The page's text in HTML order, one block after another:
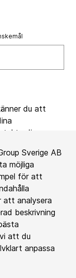
Sverige AB
möjliga
för att
att analysera
beskrivning
att du
anpassa
du att
dig